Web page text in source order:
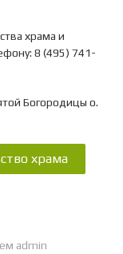
храма и
8 (495) 741-
Богородицы о.
храма
admin